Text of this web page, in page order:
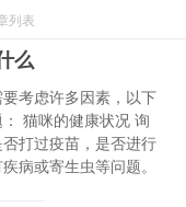
列表
么
考虑许多因素，以下
猫咪的健康状况 询
打过疫苗，是否进行
病或寄生虫等问题。